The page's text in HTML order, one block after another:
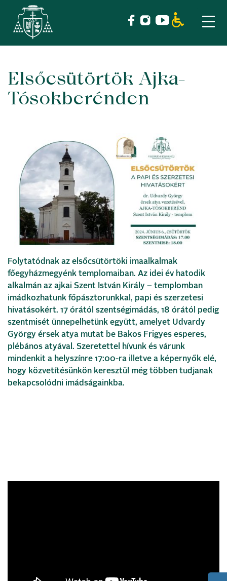
Skip
content
Elsőcsütörtök Ajka-
Tósokberénden
Folytatódnak az elsőcsütörtöki imaalkalmak
főegyházmegyénk templomaiban. Az idei év hatodik
alkalmán az ajkai Szent István Király – templomban
imádkozhatunk főpásztorunkkal, papi és szerzetesi
hivatásokért. 17 órától szentségimádás, 18 órától pedig
szentmisét ünnepelhetünk együtt, amelyet Udvardy
György érsek atya mutat be Bakos Frigyes esperes,
plébános atyával. Szeretettel hívunk és várunk
mindenkit a helyszínre 17:00-ra illetve a képernyők elé,
hogy közvetítésünkön keresztül még többen tudjanak
bekapcsolódni imádságainkba.